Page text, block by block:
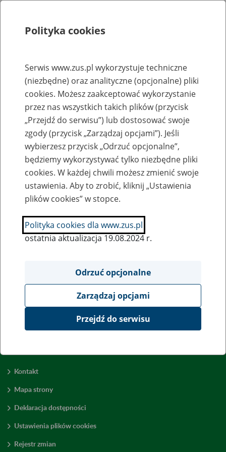
Rejestry, ewidencje i archiwa
Baza zlikwidowanych lub
przekształconych zakładów pracy
Nazwa zakładu pracy:
SZUKAJ
Wyświetl wszystkie
Kontakt
Mapa strony
Deklaracja dostępności
Ustawienia plików cookies
Rejestr zmian
Polityka cookies
Serwis www.zus.pl wykorzystuje techniczne
(niezbędne) oraz analityczne (opcjonalne) pliki
cookies. Możesz zaakceptować wykorzystanie
przez nas wszystkich takich plików (przycisk
„Przejdź do serwisu”) lub dostosować swoje
zgody (przycisk „Zarządzaj opcjami”). Jeśli
wybierzesz przycisk „Odrzuć opcjonalne”,
będziemy wykorzystywać tylko niezbędne pliki
cookies. W każdej chwili możesz zmienić swoje
ustawienia. Aby to zrobić, kliknij „Ustawienia
plików cookies” w stopce.
Polityka cookies dla www.zus.pl
ostatnia aktualizacja 19.08.2024 r.
Odrzuć opcjonalne
Zarządzaj opcjami
Przejdź do serwisu